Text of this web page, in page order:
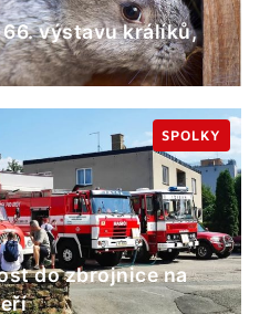
výstavu králíků,
do zbrojnice na
SPOLKY